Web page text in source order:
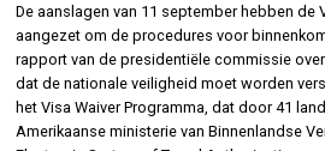
De aanslagen van 11 september hebben de
aangezet om de procedures voor
rapport van de presidentiële commissie
dat de nationale veiligheid moet worden
het Visa Waiver Programma, dat door 41
Amerikaanse ministerie van Binnenlandse